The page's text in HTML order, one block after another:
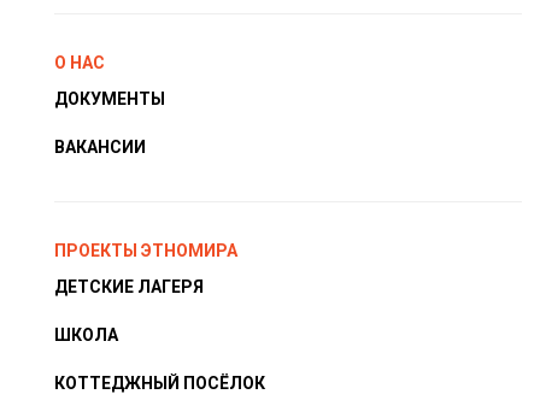
О НАС
ДОКУМЕНТЫ
ВАКАНСИИ
ПРОЕКТЫ ЭТНОМИРА
ДЕТСКИЕ ЛАГЕРЯ
ШКОЛА
КОТТЕДЖНЫЙ ПОСЁЛОК